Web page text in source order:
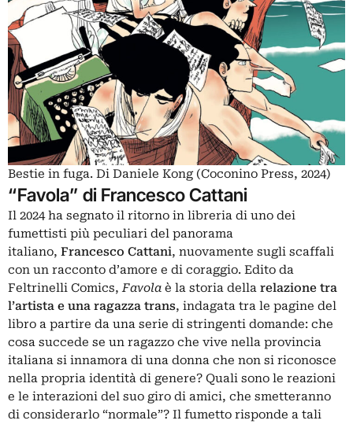
Bestie in fuga. Di Daniele Kong (Coconino Press, 2024)
“Favola” di Francesco Cattani
Il 2024 ha segnato il ritorno in libreria di uno dei
fumettisti più peculiari del panorama
italiano, Francesco Cattani, nuovamente sugli scaffali
con un racconto d’amore e di coraggio. Edito da
Feltrinelli Comics,Favola è la storia della relazione tra
l’artista e una ragazza trans, indagata tra le pagine del
libro a partire da una serie di stringenti domande: che
cosa succede se un ragazzo che vive nella provincia
italiana si innamora di una donna che non si riconosce
nella propria identità di genere? Quali sono le reazioni
e le interazioni del suo giro di amici, che smetteranno
di considerarlo “normale”? Il fumetto risponde a tali